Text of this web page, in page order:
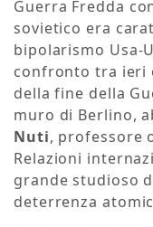
Guerra Fredda
sovietico era
bipolarismo Usa-
confronto tra ieri
della fine della
muro di Berlino,
Nuti, professore
Relazioni
grande studioso
deterrenza